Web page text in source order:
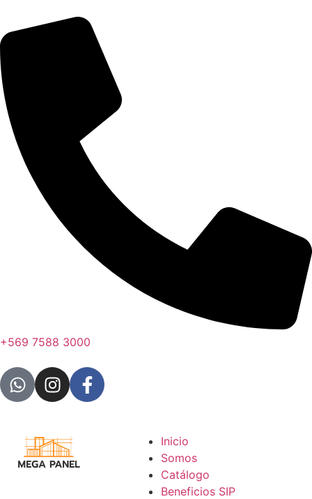
+569 7588 3000
Inicio
Somos
Catálogo
Beneficios SIP